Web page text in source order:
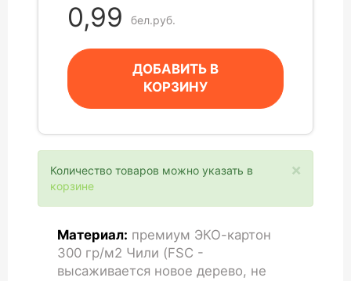
0,99 бел.руб.
ДОБАВИТЬ В
КОРЗИНУ
×
Количество товаров можно указать в
корзине
Материал: премиум ЭКО-картон
300 гр/м2 Чили (FSC -
высаживается новое дерево, не